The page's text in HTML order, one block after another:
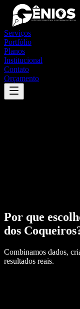
Serviços
Portfólio
Planos
Institucional
Contato
Orçamento
Por que
dos Coqueiros
Combinamos dados,
resultados reais.